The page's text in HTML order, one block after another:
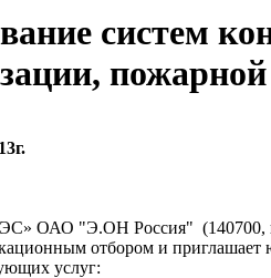
систем
ОАО "Э.ОН Россия" (140700,
отбором и
услуг: